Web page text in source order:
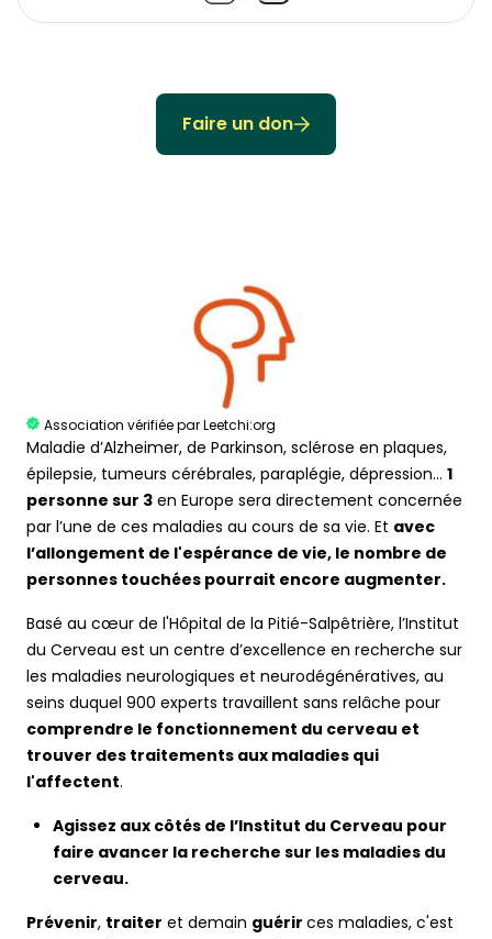
Faire un don
Association vérifiée par Leetchi:org
Maladie d’Alzheimer, de Parkinson, sclérose en plaques,
épilepsie, tumeurs cérébrales, paraplégie, dépression… 1
personne sur 3 en Europe sera directement concernée
par l’une de ces maladies au cours de sa vie. Et avec
l’allongement de l'espérance de vie, le nombre de
personnes touchées pourrait encore augmenter.
Basé au cœur de l'Hôpital de la Pitié-Salpêtrière, l’Institut
du Cerveau est un centre d’excellence en recherche sur
les maladies neurologiques et neurodégénératives, au
seins duquel 900 experts travaillent sans relâche pour
comprendre le fonctionnement du cerveau et
trouver des traitements aux maladies qui
l'affectent.
Agissez aux côtés de l’Institut du Cerveau pour
faire avancer la recherche sur les maladies du
cerveau.
Prévenir, traiter et demain guérir ces maladies, c'est